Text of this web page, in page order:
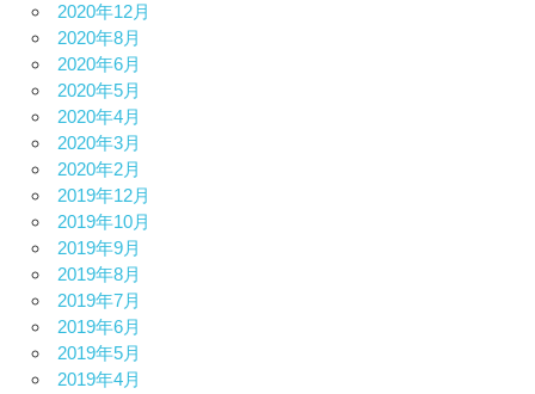
2020年12月
2020年8月
2020年6月
2020年5月
2020年4月
2020年3月
2020年2月
2019年12月
2019年10月
2019年9月
2019年8月
2019年7月
2019年6月
2019年5月
2019年4月